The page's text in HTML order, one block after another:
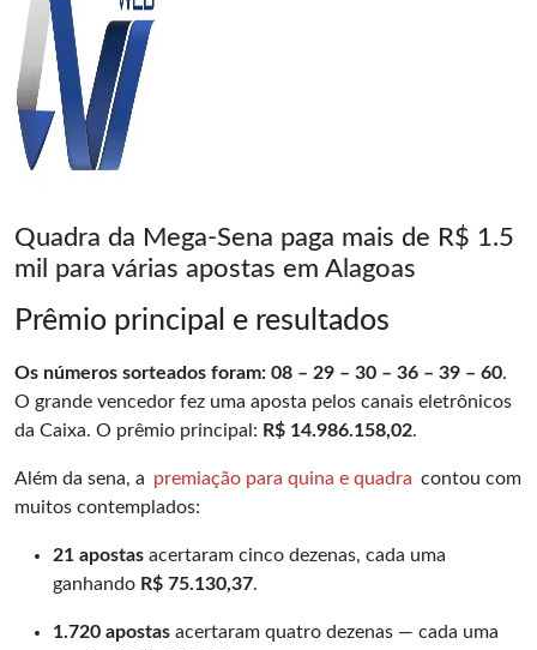
Quadra da Mega-Sena paga mais de R$ 1.5
mil para várias apostas em Alagoas
Prêmio principal e resultados
Os números sorteados foram: 08 – 29 – 30 – 36 – 39 – 60.
O grande vencedor fez uma aposta pelos canais eletrônicos
da Caixa. O prêmio principal: R$ 14.986.158,02.
Além da sena, a premiação para quina e quadra contou com
muitos contemplados:
21 apostas acertaram cinco dezenas, cada uma
ganhando R$ 75.130,37.
1.720 apostas acertaram quatro dezenas — cada uma